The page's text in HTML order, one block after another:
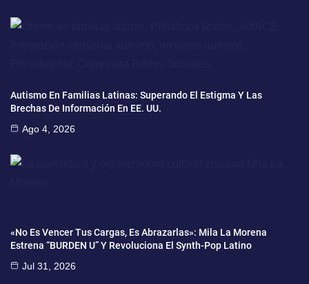
Autismo En Familias Latinas: Superando El Estigma Y Las
Brechas De Información En EE. UU.
Ago 4, 2026
«No Es Vencer Tus Cargas, Es Abrazarlas»: Mila La Morena
Estrena “BURDEN U” Y Revoluciona El Synth-Pop Latino
Jul 31, 2026